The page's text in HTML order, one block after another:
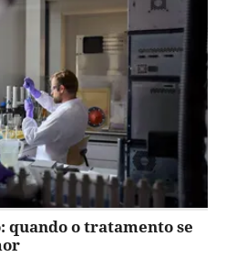
quando o tratamento se